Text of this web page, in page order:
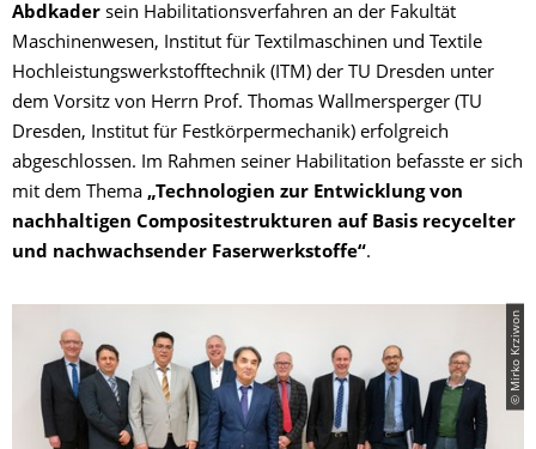
Abdkader sein Habilitationsverfahren an der Fakultät
Maschinenwesen, Institut für Textilmaschinen und Textile
Hochleistungswerkstofftechnik (ITM) der TU Dresden unter
dem Vorsitz von Herrn Prof. Thomas Wallmersperger (TU
Dresden, Institut für Festkörpermechanik) erfolgreich
abgeschlossen. Im Rahmen seiner Habilitation befasste er sich
mit dem Thema „Technologien zur Entwicklung von
nachhaltigen Compositestrukturen auf Basis recycelter
und nachwachsender Faserwerkstoffe“.
© Mirko Krziwon